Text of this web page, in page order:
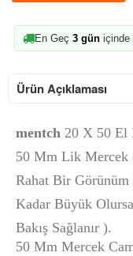
En Geç 3 gün içinde
Ürün Açıklaması
mentch 20 X 50 El
50 Mm Lik Mercek
Rahat Bir Görünüm
Kadar Büyük
Bakış Sağlanır ).
50 Mm Mercek